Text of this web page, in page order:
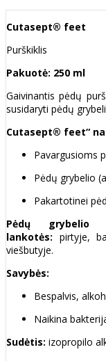
Cutasept® feet
Purškiklis
Pakuotė: 250 ml
Gaivinantis pėdų
susidaryti pėdų
Cutasept® feet“
Pavargusioms
Pėdų grybelio
Pakartotinei
Pėdų grybelio
lankotės: pirtyje,
viešbutyje.
Savybės:
Bespalvis,
Naikina
Sudėtis: izopropilo